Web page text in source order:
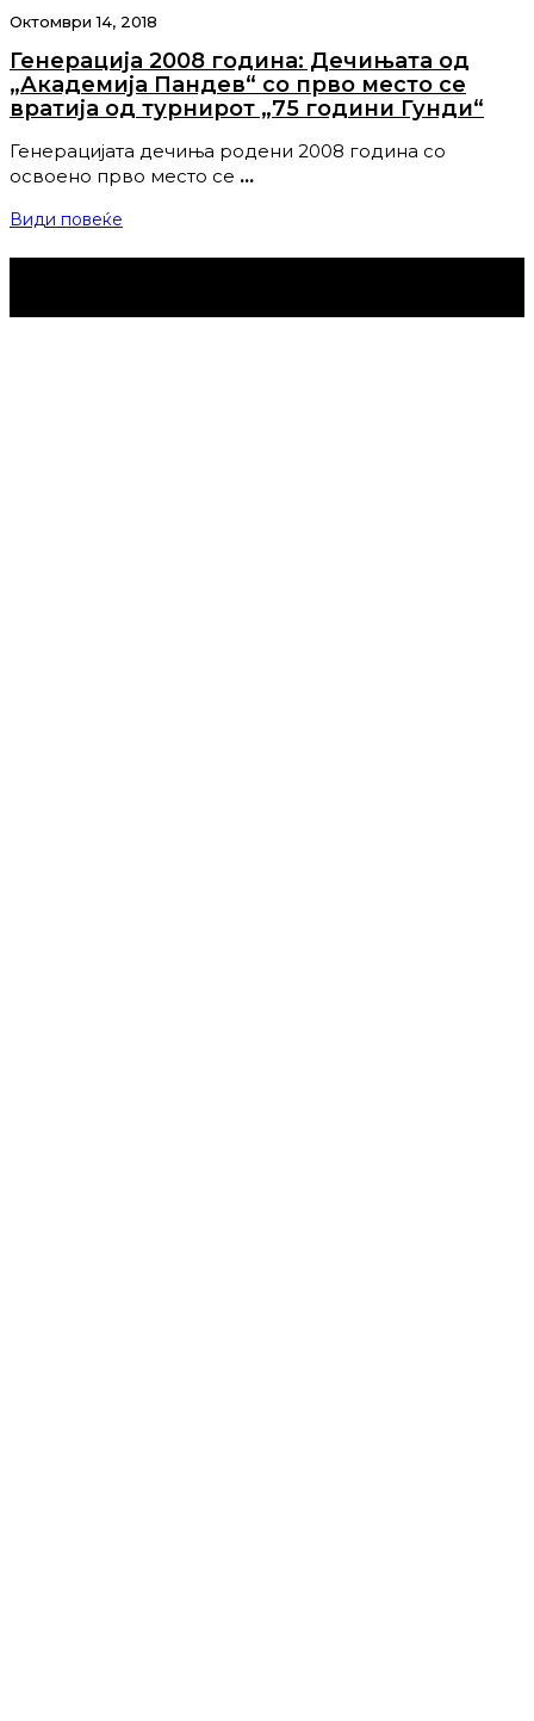
Октомври 14, 2018
Генерација 2008 година: Дечињата од
„Академија Пандев“ со прво место се
вратија од турнирот „75 години Гунди“
Генерацијата дечиња родени 2008 година со
освоено прво место се …
Види повеќе